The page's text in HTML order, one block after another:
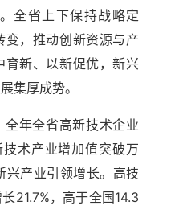
全省上下保持战略定
变，推动创新资源与产
育新、以新促优，新兴
集厚成势。
年全省高新技术企业
术产业增加值突破万
兴产业引领增长。高技
21.7%，高于全国14.3